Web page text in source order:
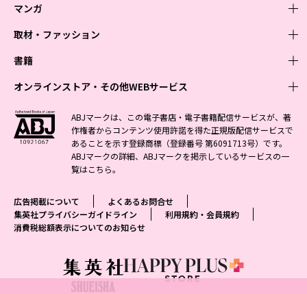
マンガ
少年マンガ
Vジャンプ
最強ジャンプ
少年ジャンプ+
ジャンプTOON
ジャンプルーキー！
S-MANGA
集英社コミック文庫
青年マンガ
ZEBRACK
S-MANGA
集英社ジャンプリミックス
週刊ヤングジャンプ
ヤングジャンプ定期購読デジタル
となりのヤングジャンプ
グランドジャンプ
少女マンガ
ZEBRACK
S-MANGA
集英社コミック文庫
マーガレット
別冊マーガレット
リマコミ
マンガMeets
女性マンガ
ジャンプTOON
集英社コミック文庫
マンガMee公式サイト
リマコミ
取材・ファッション
ファッション・美容
BAILA
MAQUIA
eclat
T JAPAN
MEN'S NON-NO
芸能・情報・スポーツ
週プレNEWS
週プレ グラジャパ!
書籍
文芸・文庫・総合
小説すばる
集英社 文芸ステーション
web 集英社文庫
アジア人物史
学芸・ノンフィクション・新書
1日5分で、明日は変わる よみタイ yomitai
集英社学芸部 - 学芸・ノンフィクション
集英社ビジネス書
集英社新書プラス - 知の水先案内人
kotoba
情報・知識＆オピニオン imidas
ライトノベル・ノベライズ
集英社オレンジ文庫
JUMP j-BOOKS
ダッシュエックス文庫公式サイト
集英社Webマガジン コバルト
集英社の児童図書 S-KIDS.LAND
オンラインストア・その他WEBサービス
オンラインストア
OTO
SHUEISHA MANGA-ART HERITAGE
ジャンプキャラクターズストア
HAPPY PLUS STORE
SHUEISHA VOX
LEEマルシェ
eclat premium
その他WEBサービス
集英社アドナビ
集英社エディターズ・ラボ
ABJマークは、この電子書店・電子書籍配信サービスが、著
作権者からコンテンツ使用許諾を得た正規版配信サービスで
あることを示す登録商標（登録番号 第6091713号）です。
ABJマークの詳細、ABJマークを掲示しているサービスの一
覧はこちら。
広告掲載について
よくあるお問合せ
集英社プライバシーガイドライン
利用規約・会員規約
消費税総額表示についてのお知らせ